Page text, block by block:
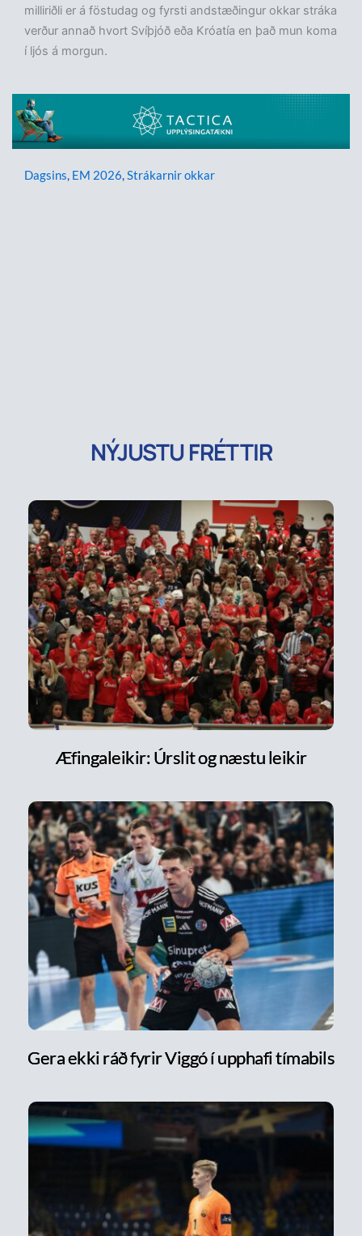
milliriðli er á föstudag og fyrsti andstæðingur okkar stráka
verður annað hvort Svíþjóð eða Króatía en það mun koma
í ljós á morgun.
Dagsins, EM 2026,Strákarnir okkar
NÝJUSTU FRÉTTIR
Æfingaleikir: Úrslit og næstu leikir
Gera ekki ráð fyrir Viggó í upphafi tímabils